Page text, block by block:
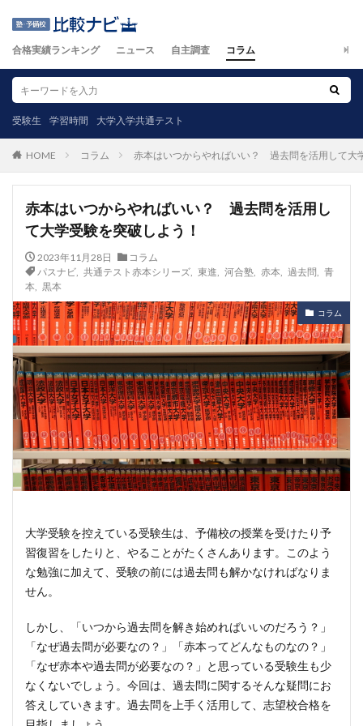
合格実績ランキング ニュース 自主調査 コラム
受験生 学習時間 大学入学共通テスト
HOME コラム 赤本はいつからやればいい？ 過去問を活用して大
赤本はいつからやればいい？ 過去問を活用し
て大学受験を突破しよう！
2023年11月28日
コラム
パスナビ, 共通テスト赤本シリーズ, 東進 河合塾, 赤本 過去問
青
本
黒本
コラム
大学受験を控えている受験生は、予備校の授業を受けたり予
習復習をしたりと、やることがたくさんあります。このよう
な勉強に加えて、受験の前には過去問も解かなければなりま
せん。
しかし、「いつから過去問を解き始めればいいのだろう？」
「なぜ過去問が必要なの？」「赤本ってどんなものなの？」
「なぜ赤本や過去問が必要なの？」と思っている受験生も少
なくないでしょう。今回は、過去問に関するそんな疑問にお
答えしていきます。過去問を上手く活用して、志望校合格を